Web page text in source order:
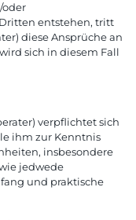
entstehen, tritt
diese Ansprüche an
sich in diesem Fall
verpflichtet sich
ihm zur Kenntnis
insbesondere
jedwede
und praktische